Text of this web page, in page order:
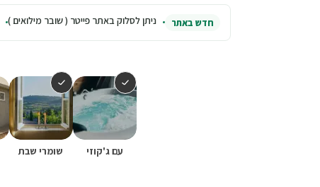
חדש באתר ניתן לסלוק באתר פייטר ( שובר מילואים )
עם ג'קוזי שומרי שבת